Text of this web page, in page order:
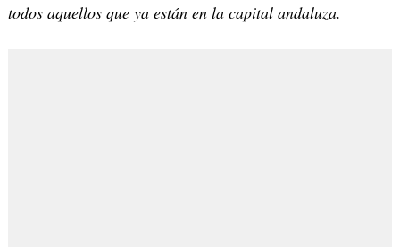
todos aquellos que ya están en la capital andaluza.